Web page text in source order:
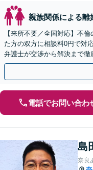
親族関係による離
【来所不要／全国対応】不
た方の双方に相談料0円で対
弁護士が交渉から解決まで
手金の返還保証もあります
電話でお問い合わ
島
奈良